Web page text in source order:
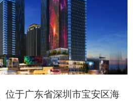
位于广东省深圳市宝安区海